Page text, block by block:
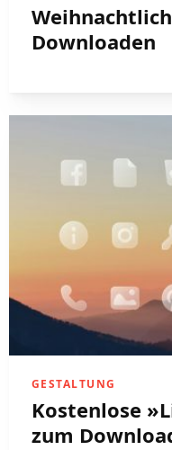
Downloaden
GESTALTUNG
Kostenlose
zum